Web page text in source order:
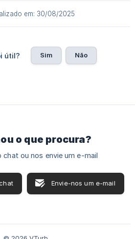
em: 30/08/2025
útil? Sim Não
o que procura?
chat ou nos envie um e-mail
Envie-nos um e-mail